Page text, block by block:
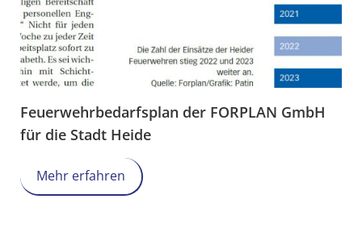
Feuerwehrbedarfsplan der FORPLAN GmbH
für die Stadt Heide
Mehr erfahren